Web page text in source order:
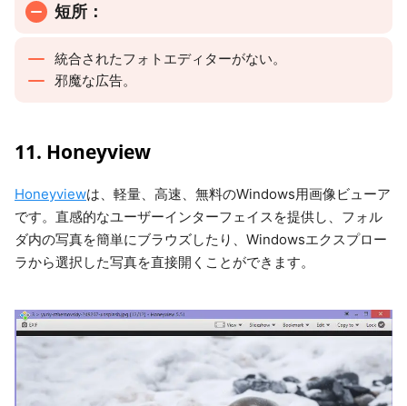
短所：
統合されたフォトエディターがない。
邪魔な広告。
11. Honeyview
Honeyviewは、軽量、高速、無料のWindows用画像ビューア
です。直感的なユーザーインターフェイスを提供し、フォル
ダ内の写真を簡単にブラウズしたり、Windowsエクスプロー
ラから選択した写真を直接開くことができます。